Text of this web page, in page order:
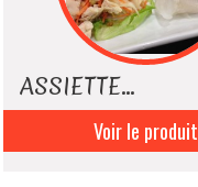
ASSIETTE...
Voir le produit